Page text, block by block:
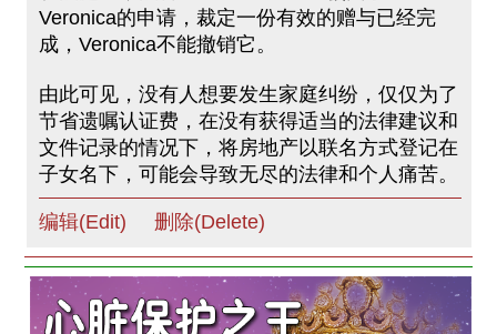
Veronica的申请，裁定一份有效的赠与已经完
成，Veronica不能撤销它。
由此可见，没有人想要发生家庭纠纷，仅仅为了
节省遗嘱认证费，在没有获得适当的法律建议和
文件记录的情况下，将房地产以联名方式登记在
子女名下，可能会导致无尽的法律和个人痛苦。
编辑(Edit) 删除(Delete)